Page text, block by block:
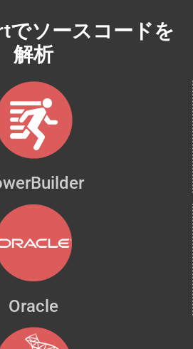
でソースコードを
解析
Oracle